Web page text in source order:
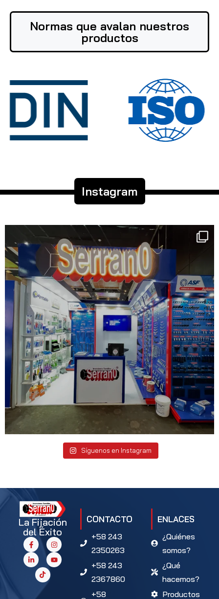
Normas que avalan nuestros
productos
Instagram
Síguenos en Instagram
La Fijación
del Éxito
CONTACTO
+58 243
2350263
+58 243
2367860
+58
ENLACES
¿Quiénes
somos?
¿Qué
hacemos?
Productos